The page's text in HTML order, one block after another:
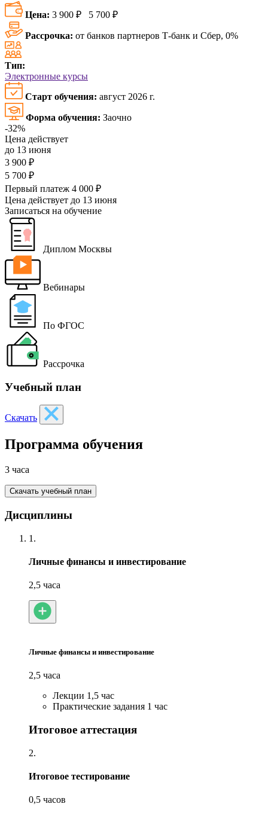
Цена: 3 900 ₽ 5 700 ₽
Рассрочка: от банков партнеров Т-банк и Сбер, 0%
Тип:
Электронные курсы
Старт обучения: август 2026 г.
Форма обучения: Заочно
-32%
Цена действует
до 13 июня
3 900 ₽
5 700 ₽
Первый платеж 4 000 ₽
Цена действует до 13 июня
Записаться на обучение
Диплом Москвы
Вебинары
По ФГОС
Рассрочка
Учебный план
Скачать
Программа обучения
3 часа
Скачать учебный план
Дисциплины
1.
Личные финансы и инвестирование
2,5 часа
Личные финансы и инвестирование
2,5 часа
Лекции 1,5 час
Практические задания 1 час
Итоговое аттестация
2.
Итоговое тестирование
0,5 часов